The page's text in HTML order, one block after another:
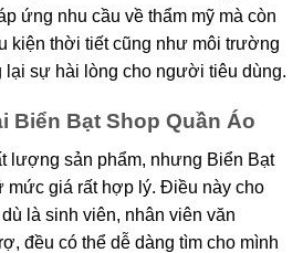
ứng nhu cầu về thẩm mỹ mà còn
kiện thời tiết cũng như môi trường
lại sự hài lòng cho người tiêu dùng.
Biển Bạt Shop Quần Áo
lượng sản phẩm, nhưng Biển Bạt
mức giá rất hợp lý. Điều này cho
là sinh viên, nhân viên văn
đều có thể dễ dàng tìm cho mình